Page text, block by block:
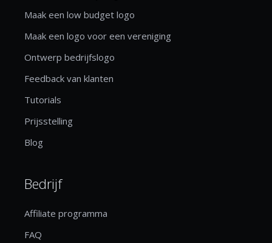
Maak een low budget logo
Maak een logo voor een vereniging
Ontwerp bedrijfslogo
Feedback van klanten
Tutorials
Prijsstelling
Blog
Bedrijf
Affiliate programma
FAQ